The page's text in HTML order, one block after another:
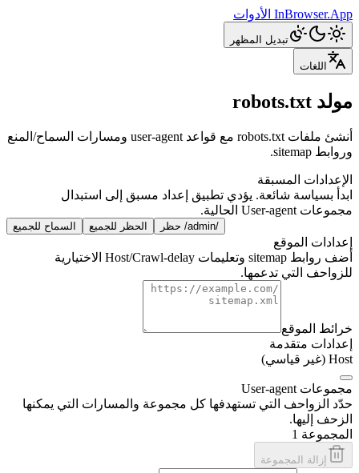
InBrowser.App الأدوات
تبديل المظهر
اللغات
مولد robots.txt
أنشئ ملفات robots.txt مع قواعد user-agent ومسارات السماح/المنع
وروابط sitemap.
الإعدادات المسبقة
ابدأ بسياسة شائعة. يؤدي تطبيق إعداد مسبق إلى استبدال
مجموعات User-agent الحالية.
السماح للجميع الحظر للجميع حظر /admin/
إعدادات الموقع
أضف روابط sitemap وتعليمات Host/Crawl-delay الاختيارية
للزواحف التي تدعمها.
خرائط الموقع
إعدادات متقدمة
Host (غير قياسي)
مجموعات User-agent
حدّد الزواحف التي تستهدفها كل مجموعة والمسارات التي يمكنها
الزحف إليها.
المجموعة 1
إزالة المجموعة